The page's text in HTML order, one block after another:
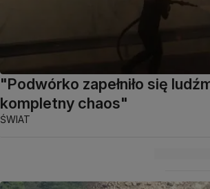
"Podwórko zapełniło się
kompletny chaos"
ŚWIAT